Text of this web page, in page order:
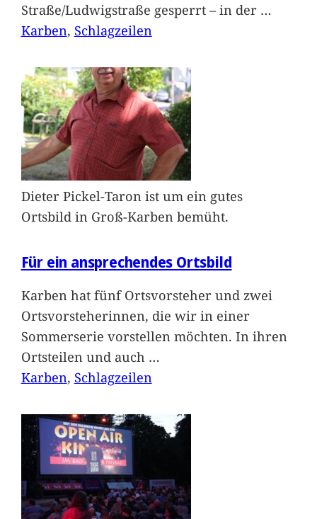
Straße/Ludwigstraße gesperrt – in der …
Karben, Schlagzeilen
Dieter Pickel-Taron ist um ein gutes
Ortsbild in Groß-Karben bemüht.
Für ein ansprechendes Ortsbild
Karben hat fünf Ortsvorsteher und zwei
Ortsvorsteherinnen, die wir in einer
Sommerserie vorstellen möchten. In ihren
Ortsteilen und auch …
Karben, Schlagzeilen